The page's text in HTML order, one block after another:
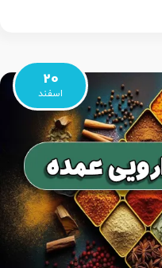
20
اسفند